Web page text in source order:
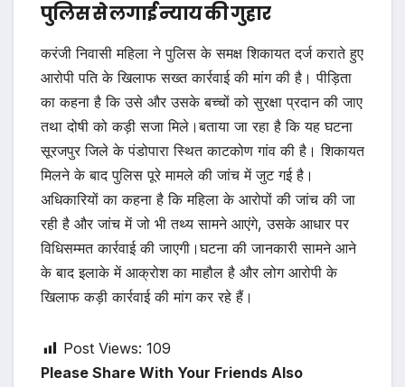
पुलिस से लगाई न्याय की गुहार
करंजी निवासी महिला ने पुलिस के समक्ष शिकायत दर्ज कराते हुए
आरोपी पति के खिलाफ सख्त कार्रवाई की मांग की है। पीड़िता
का कहना है कि उसे और उसके बच्चों को सुरक्षा प्रदान की जाए
तथा दोषी को कड़ी सजा मिले।बताया जा रहा है कि यह घटना
सूरजपुर जिले के पंडोपारा स्थित काटकोण गांव की है। शिकायत
मिलने के बाद पुलिस पूरे मामले की जांच में जुट गई है।
अधिकारियों का कहना है कि महिला के आरोपों की जांच की जा
रही है और जांच में जो भी तथ्य सामने आएंगे, उसके आधार पर
विधिसम्मत कार्रवाई की जाएगी।घटना की जानकारी सामने आने
के बाद इलाके में आक्रोश का माहौल है और लोग आरोपी के
खिलाफ कड़ी कार्रवाई की मांग कर रहे हैं।
Post Views: 109
Please Share With Your Friends Also